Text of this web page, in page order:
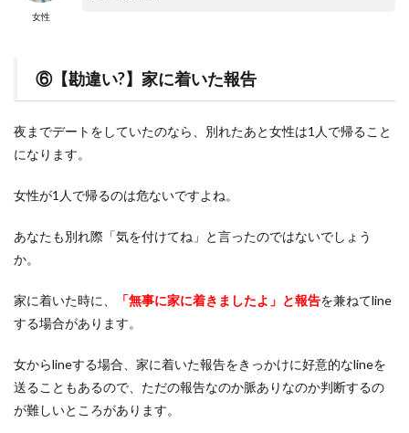
女性
⑥【勘違い?】家に着いた報告
夜までデートをしていたのなら、別れたあと女性は1人で帰ること
になります。
女性が1人で帰るのは危ないですよね。
あなたも別れ際「気を付けてね」と言ったのではないでしょう
か。
家に着いた時に、 「無事に家に着きましたよ」と報告を兼ねてline
する場合があります。
女からlineする場合、家に着いた報告をきっかけに好意的なlineを
送ることもあるので、ただの報告なのか脈ありなのか判断するの
が難しいところがあります。